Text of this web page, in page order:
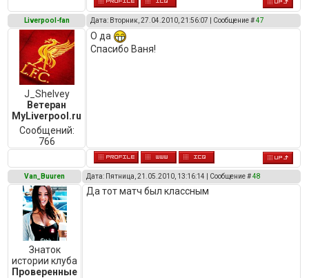
Liverpool-fan Дата: Вторник, 27.04.2010, 21:56:07 | Сообщение #47
J_Shelvey
Ветеран
MyLiverpool.ru
Сообщений:
766
О да
Спасибо Ваня!
Van_Buuren Дата: Пятница, 21.05.2010, 13:16:14 | Сообщение #48
Знаток
истории клуба
Проверенные
Да тот матч был классным